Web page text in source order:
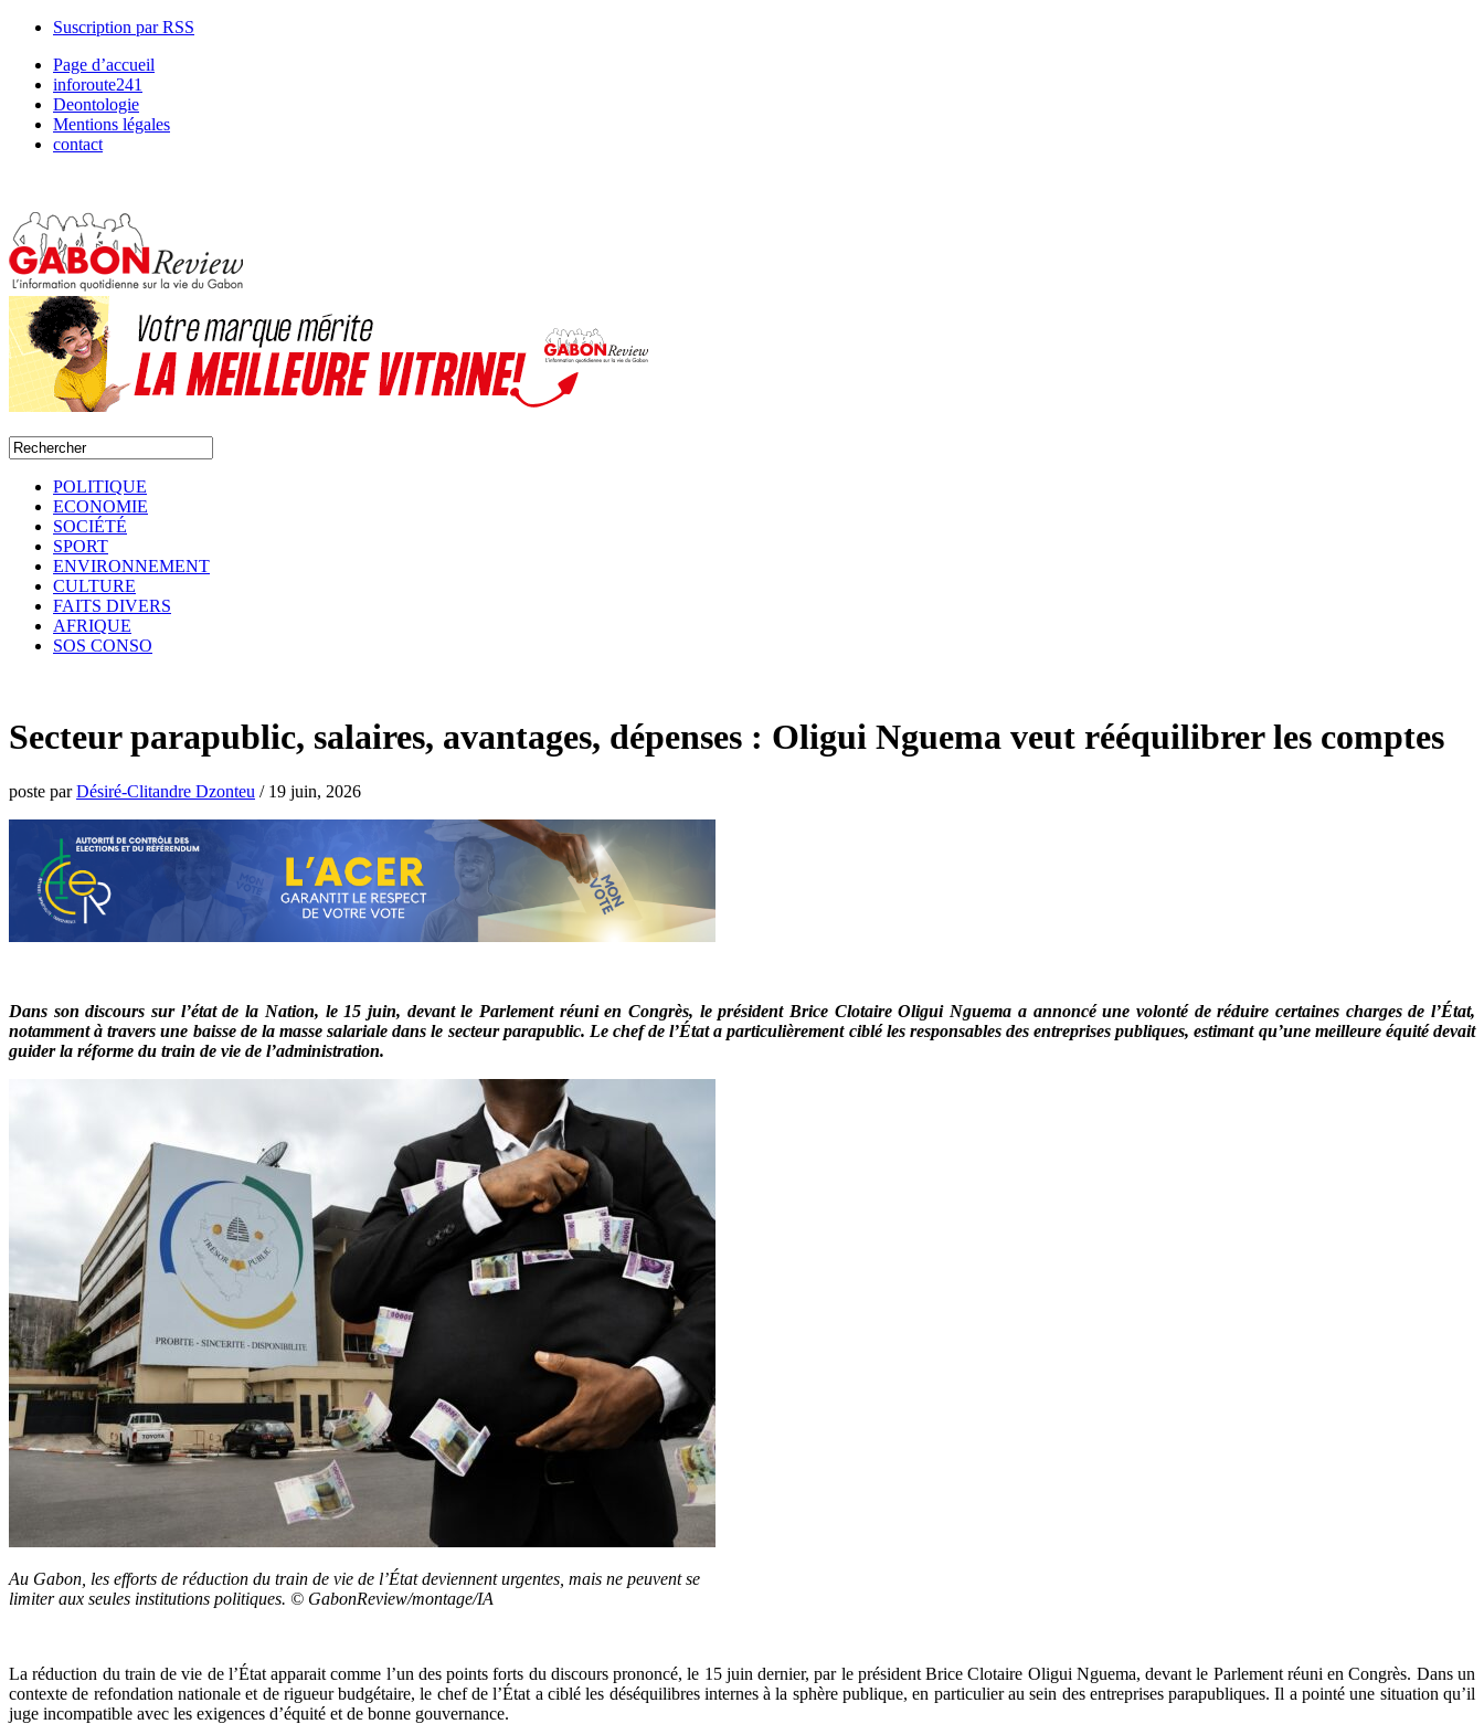
Suscription par RSS
Page d’accueil
inforoute241
Deontologie
Mentions légales
contact
POLITIQUE
ECONOMIE
SOCIÉTÉ
SPORT
ENVIRONNEMENT
CULTURE
FAITS DIVERS
AFRIQUE
SOS CONSO
Secteur parapublic, salaires, avantages, dépenses : Oligui Nguema veut rééquilibrer les comptes
poste parDésiré-Clitandre Dzonteu / 19 juin, 2026
Dans son discours sur l’état de la Nation, le 15 juin, devant le Parlement réuni en Congrès, le président Brice Clotaire Oligui Nguema a annoncé une volonté de réduire certaines charges de l’État,
notamment à travers une baisse de la masse salariale dans le secteur parapublic. Le chef de l’État a particulièrement ciblé les responsables des entreprises publiques, estimant qu’une meilleure équité devait
guider la réforme du train de vie de l’administration.
Au Gabon, les efforts de réduction du train de vie de l’État deviennent urgentes, mais ne peuvent se
limiter aux seules institutions politiques. © GabonReview/montage/IA
La réduction du train de vie de l’État apparait comme l’un des points forts du discours prononcé, le 15 juin dernier, par le président Brice Clotaire Oligui Nguema, devant le Parlement réuni en Congrès. Dans un
contexte de refondation nationale et de rigueur budgétaire, le chef de l’État a ciblé les déséquilibres internes à la sphère publique, en particulier au sein des entreprises parapubliques. Il a pointé une situation qu’il
juge incompatible avec les exigences d’équité et de bonne gouvernance.